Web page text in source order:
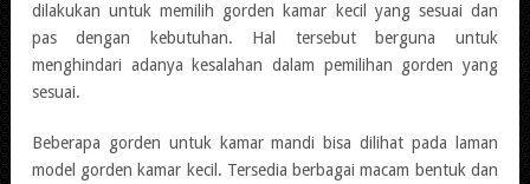
dilakukan untuk memilih gorden kamar kecil yang sesuai dan
pas dengan kebutuhan. Hal tersebut berguna untuk
menghindari adanya kesalahan dalam pemilihan gorden yang
sesuai.
Beberapa gorden untuk kamar mandi bisa dilihat pada laman
model gorden kamar kecil. Tersedia berbagai macam bentuk dan